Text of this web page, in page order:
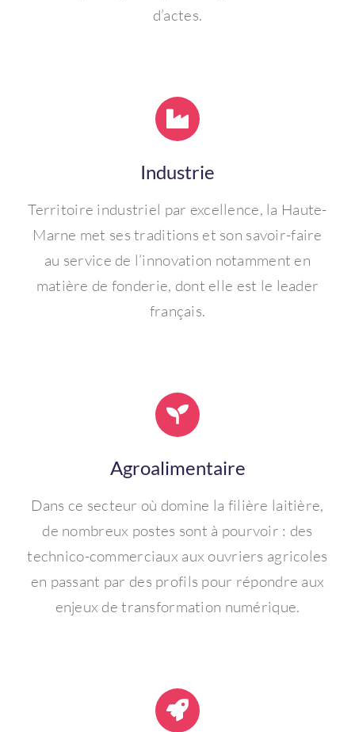
d’actes.
Industrie
Territoire industriel par excellence, la Haute-
Marne met ses traditions et son savoir-faire
au service de l’innovation notamment en
matière de fonderie, dont elle est le leader
français.
Agroalimentaire
Dans ce secteur où domine la filière laitière,
de nombreux postes sont à pourvoir : des
technico-commerciaux aux ouvriers agricoles
en passant par des profils pour répondre aux
enjeux de transformation numérique.